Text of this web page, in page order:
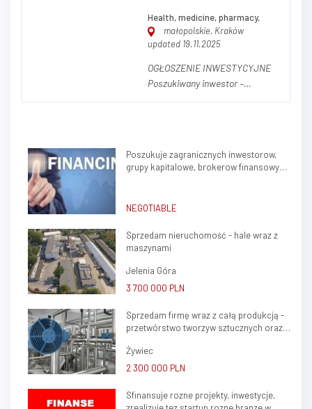
Health, medicine, pharmacy,
małopolskie, Kraków
updated 19.11.2025
OGŁOSZENIE INWESTYCYJNE
Poszukiwany inwestor –
współpracy przy realizacji
nowoczesnego obiektu
zlokalizowanego...
Poszukuje zagranicznych inwestorow,
grupy kapitalowe, brokerow finansowych
NEGOTIABLE
Sprzedam nieruchomość - hale wraz z
maszynami
Jelenia Góra
3 700 000 PLN
Sprzedam firmę wraz z całą produkcją -
przetwórstwo tworzyw sztucznych oraz
Żywiec
2 300 000 PLN
Sfinansuje rozne projekty, inwestycje,